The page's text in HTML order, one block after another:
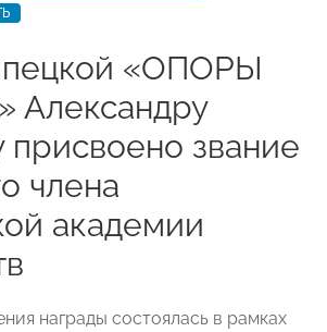
«ОПОРЫ
присвоено звание
члена
академии
награды состоялась в рамках